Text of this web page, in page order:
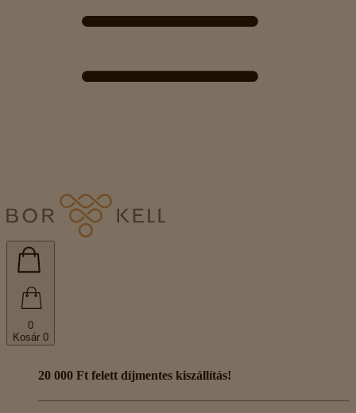
0
Kosár 0
20 000 Ft felett díjmentes kiszállítás!